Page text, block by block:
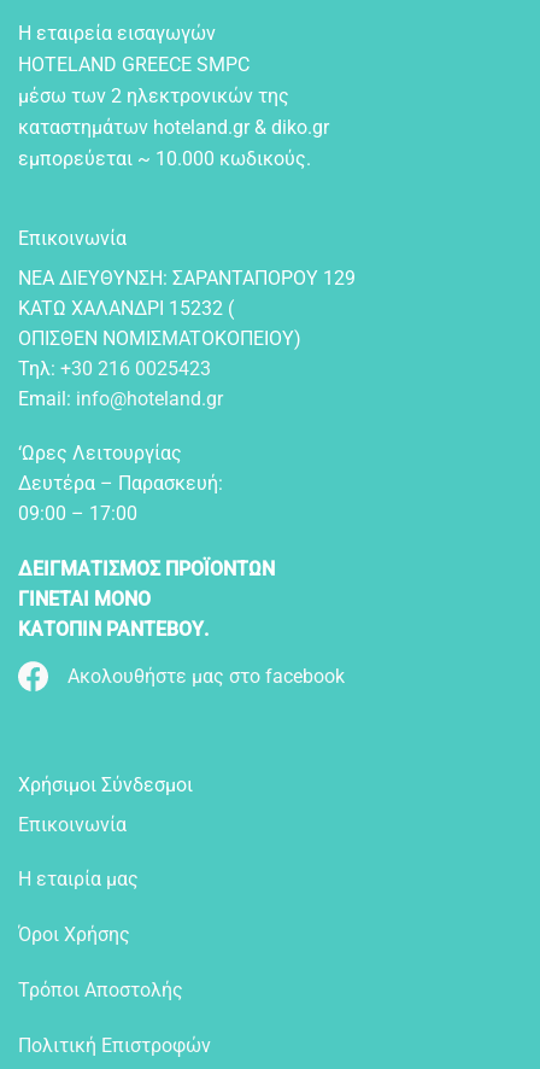
Η εταιρεία εισαγωγών
HOTELAND GREECE SMPC
μέσω των 2 ηλεκτρονικών της
καταστημάτων hoteland.gr & diko.gr
εμπορεύεται ~ 10.000 κωδικούς.
Επικοινωνία
NEA ΔIEYΘYNΣH: ΣAPANTAΠOPOY 129
KATΩ XAΛANΔPI 15232 (
OΠIΣΘEN NOMIΣMATOKOΠEIOY)
Τηλ: +30 216 0025423
Email: info@hoteland.gr
‘Ωρες Λειτουργίας
Δευτέρα – Παρασκευή:
09:00 – 17:00
ΔΕΙΓΜΑΤΙΣΜΟΣ ΠΡΟΪΟΝΤΩΝ
ΓΙΝΕΤΑΙ ΜΟΝΟ
ΚΑΤΟΠΙΝ ΡΑΝΤΕΒΟΥ.
Ακολουθήστε μας στο facebook
Χρήσιμοι Σύνδεσμοι
Επικοινωνία
Η εταιρία μας
Όροι Χρήσης
Τρόποι Αποστολής
Πολιτική Επιστροφών